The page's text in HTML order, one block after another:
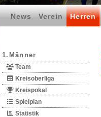
News Verein Herren
1.Männer
Team
Kreisoberliga
Kreispokal
Spielplan
Statistik